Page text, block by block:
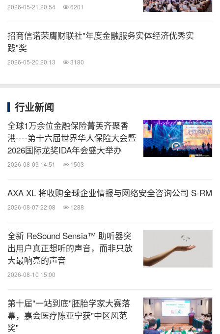
2026-05-21 20:54 6201
招商信诺荣膺财联社"年度金融服务实体经济优秀实
践"奖
2026-05-20 20:13 3180
行业新闻
全球1万余位金融保险菁英齐聚香
港----第十六届世界华人保险大会暨
2026国际龙奖IDA年会盛大举办
2026-08-09 14:51 1503
AXA XL 将收购全球企业情报与网络安全咨询公司 S-RM
2026-08-07 22:08 1288
全新 ReSound Sensia™ 助听器突
出用户真正想听的声音，而非只放
大最响亮的声音
2026-08-10 15:00
第十届"一站到底"胚胎学家大赛落
幕，嘉会医疗陈亚宁获"中区风范
奖"